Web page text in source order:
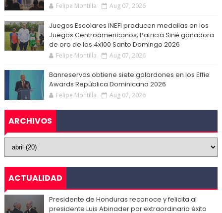
Felipe Montilla Aug 07, 2026
Juegos Escolares INEFI producen medallas en los
Juegos Centroamericanos; Patricia Siné ganadora
de oro de los 4x100 Santo Domingo 2026
Felipe Montilla Aug 07, 2026
Banreservas obtiene siete galardones en los Effie
Awards República Dominicana 2026
Felipe Montilla Aug 07, 2026
ARCHIVOS
ACTUALIDAD
Presidente de Honduras reconoce y felicita al
presidente Luis Abinader por extraordinario éxito